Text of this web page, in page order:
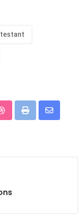
StumbleUpon
Print
Share